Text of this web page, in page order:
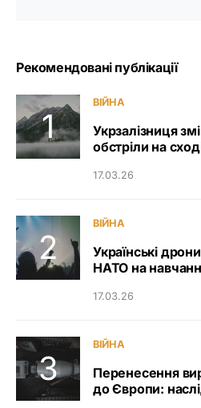
Рекомендовані публікації
ВІЙНА
Укрзалізниця
обстріли на
17.03.26
ВІЙНА
Українські
НАТО на
17.03.26
ВІЙНА
Перенесення
до Європи: